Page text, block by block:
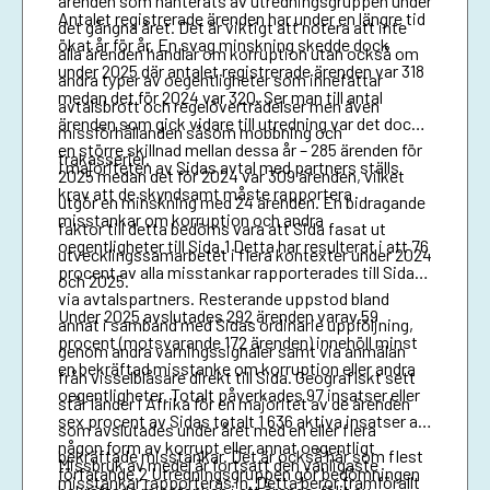
det gångna året. Det är viktigt att notera att inte
alla ärenden handlar om korruption utan också om
andra typer av oegentligheter som innefattar
avtalsbrott och regelöverträdelser men även
missförhållanden såsom mobbning och
trakasserier.
Antalet registrerade ärenden har under en längre tid
ökat år för år. En svag minskning skedde dock
under 2025 där antalet registrerade ärenden var 318
medan det för 2024 var 320. Ser man till antal
ärenden som gick vidare till utredning var det dock
en större skillnad mellan dessa år – 285 ärenden för
2025 medan det för 2024 var 309 ärenden, vilket
utgör en minskning med 24 ärenden. En bidragande
faktor till detta bedöms vara att Sida fasat ut
utvecklingssamarbetet i flera kontexter under 2024
och 2025.
I majoriteten av Sidas avtal med partners ställs
krav att de skyndsamt måste rapportera
misstankar om korruption och andra
oegentligheter till Sida.1 Detta har resulterat i att 76
procent av alla misstankar rapporterades till Sida
via avtalspartners. Resterande uppstod bland
annat i samband med Sidas ordinarie uppföljning,
genom andra varningssignaler samt via anmälan
från visselblåsare direkt till Sida. Geografiskt sett
står länder i Afrika för en majoritet av de ärenden
som avslutades under året med en eller flera
bekräftade misstankar. Det är också här som flest
misstankar rapporteras in. Detta beror framförallt
Under 2025 avslutades 292 ärenden varav 59
procent (motsvarande 172 ärenden) innehöll minst
en bekräftad misstanke om korruption eller andra
oegentligheter. Totalt påverkades 97 insatser eller
sex procent av Sidas totalt 1 636 aktiva insatser av
någon form av korrupt eller annat oegentligt
förfarande.2 Utredningsgruppen gör bedömningen
Missbruk av medel är fortsatt den vanligaste